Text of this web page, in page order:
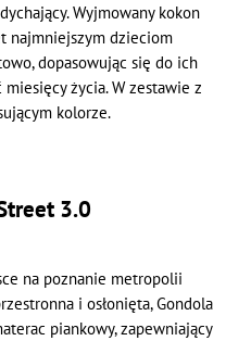
Wyjmowany kokon
najmniejszym dzieciom
dopasowując się do ich
życia. W zestawie z
kolorze.
3.0
na poznanie metropolii
i osłonięta, Gondola
piankowy, zapewniający